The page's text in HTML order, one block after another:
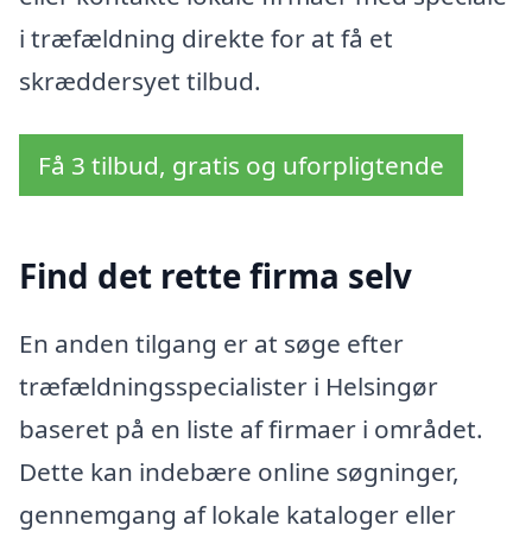
i træfældning direkte for at få et
skræddersyet tilbud.
Få 3 tilbud, gratis og uforpligtende
Find det rette firma selv
En anden tilgang er at søge efter
træfældningsspecialister i Helsingør
baseret på en liste af firmaer i området.
Dette kan indebære online søgninger,
gennemgang af lokale kataloger eller